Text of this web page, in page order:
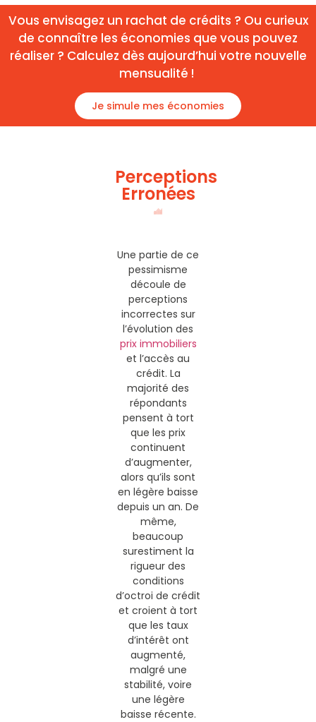
Vous envisagez un rachat de crédits ? Ou curieux
de connaître les économies que vous pouvez
réaliser ? Calculez dès aujourd’hui votre nouvelle
mensualité !
Je simule mes économies
Perceptions
Erronées
Une partie de ce
pessimisme
découle de
perceptions
incorrectes sur
l’évolution des
prix immobiliers
et l’accès au
crédit. La
majorité des
répondants
pensent à tort
que les prix
continuent
d’augmenter,
alors qu’ils sont
en légère baisse
depuis un an. De
même,
beaucoup
surestiment la
rigueur des
conditions
d’octroi de crédit
et croient à tort
que les taux
d’intérêt ont
augmenté,
malgré une
stabilité, voire
une légère
baisse récente.